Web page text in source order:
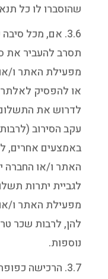
שהוסברו לו כל
3.6. אם, מכל
תסרב להעביר את
מפעילת האתר ו/
או להפסיק
לדרוש את
עקב הסירוב
באמצעים אחרים,
האתר ו/או החברה
לגביית יתרות
מפעילת האתר ו/
להן, לרבות שכר
נוספות.
3.7. הרכישה